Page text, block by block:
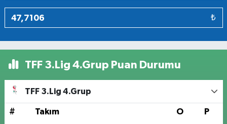
₺
TFF 3.Lig 4.Grup Puan Durumu
TFF 3.Lig 4.Grup
# Takım O P